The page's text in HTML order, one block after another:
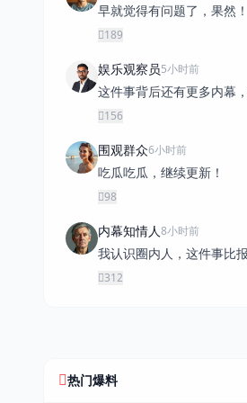
早就觉得有问题了，果然！
189
娱乐观察员5小时前
这件事背后还有更多内幕
156
围观群众6小时前
吃瓜吃瓜，继续更新！
98
内幕知情人8小时前
我认识圈内人，这件事比
312
热门爆料